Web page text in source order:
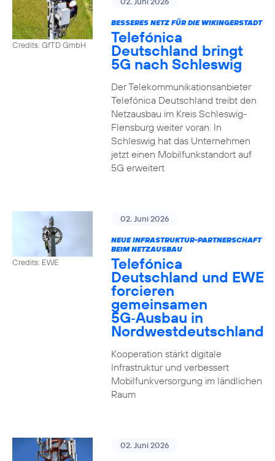
Credits: GfTD GmbH
BESSERES NETZ FÜR DIE WIKINGERSTADT
Telefónica
Deutschland bringt
5G nach Schleswig
Der Telekommunikationsanbieter
Telefónica Deutschland treibt den
Netzausbau im Kreis Schleswig-
Flensburg weiter voran. In
Schleswig hat das Unternehmen
jetzt einen Mobilfunkstandort auf
5G erweitert
Credits: EWE
02. Juni 2026
NEUE INFRASTRUKTUR-PARTNERSCHAFT
BEIM NETZAUSBAU
Telefónica
Deutschland und EWE
forcieren
gemeinsamen
5G‑Ausbau in
Nordwestdeutschland
Kooperation stärkt digitale
Infrastruktur und verbessert
Mobilfunkversorgung im ländlichen
Raum
02. Juni 2026